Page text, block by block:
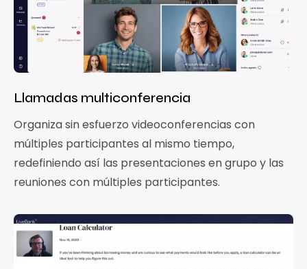
Llamadas multiconferencia
Organiza sin esfuerzo videoconferencias con
múltiples participantes al mismo tiempo,
redefiniendo así las presentaciones en grupo y las
reuniones con múltiples participantes.